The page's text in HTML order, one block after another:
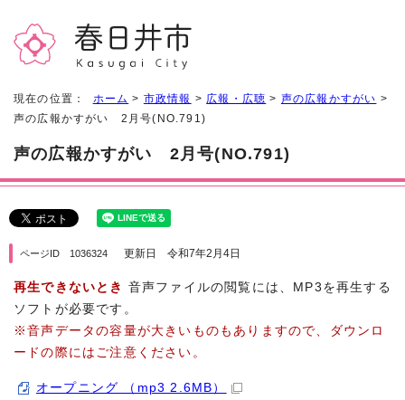
現在の位置： ホーム > 市政情報 > 広報・広聴 > 声の広報かすがい >
声の広報かすがい 2月号(NO.791)
声の広報かすがい 2月号(NO.791)
ページID 1036324 更新日 令和7年2月4日
再生できないとき 音声ファイルの閲覧には、MP3を再生する
ソフトが必要です。
※音声データの容量が大きいものもありますので、ダウンロ
ードの際にはご注意ください。
オープニング （mp3 2.6MB）